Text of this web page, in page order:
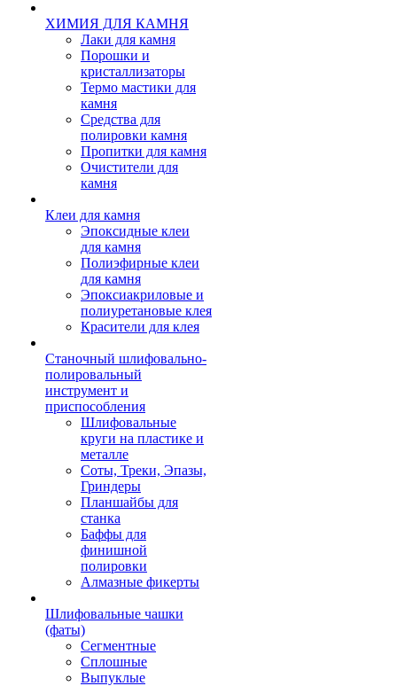
ХИМИЯ ДЛЯ КАМНЯ
Лаки для камня
Порошки и
кристаллизаторы
Термо мастики для
камня
Средства для
полировки камня
Пропитки для камня
Очистители для
камня
Клеи для камня
Эпоксидные клеи
для камня
Полиэфирные клеи
для камня
Эпоксиакриловые и
полиуретановые клея
Красители для клея
Станочный шлифовально-
полировальный
инструмент и
приспособления
Шлифовальные
круги на пластике и
металле
Соты, Треки, Эпазы,
Гриндеры
Планшайбы для
станка
Баффы для
финишной
полировки
Алмазные фикерты
Шлифовальные чашки
(фаты)
Сегментные
Сплошные
Выпуклые